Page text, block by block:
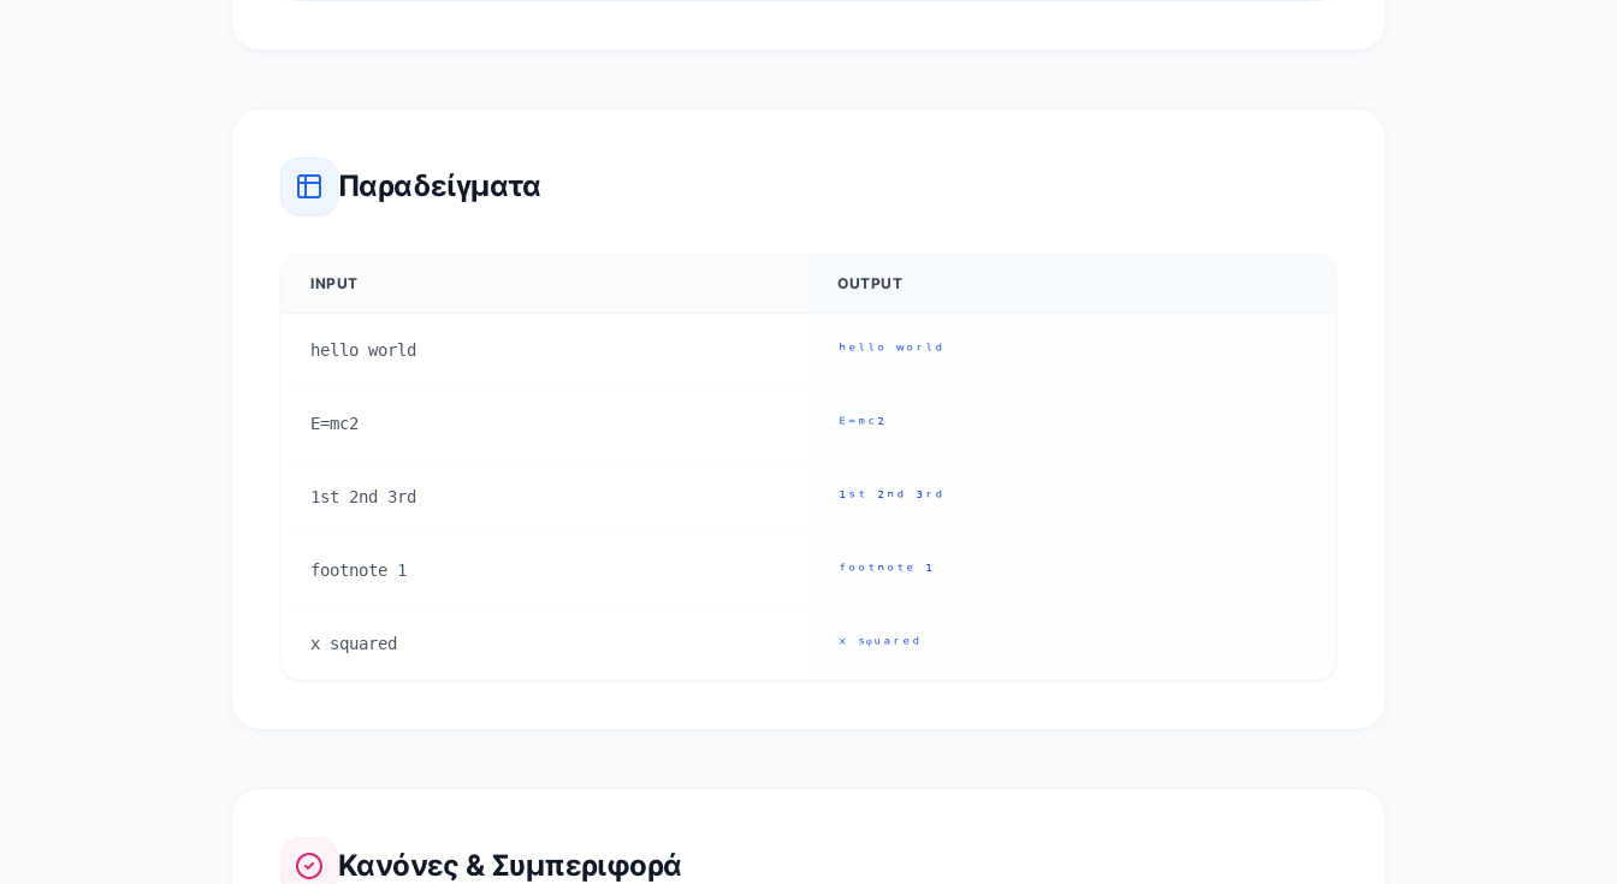
Παραδείγματα
INPUT OUTPUT
hello world ʰᵉˡˡᵒ ʷᵒʳˡᵈ
E=mc2 ᴱ⁼ᵐᶜ²
1st 2nd 3rd ¹ˢᵗ ²ⁿᵈ ³ʳᵈ
footnote 1 ᶠᵒᵒᵗⁿᵒᵗᵉ ¹
x squared ˣ ˢᵠᵘᵃʳᵉᵈ
Κανόνες & Συμπεριφορά